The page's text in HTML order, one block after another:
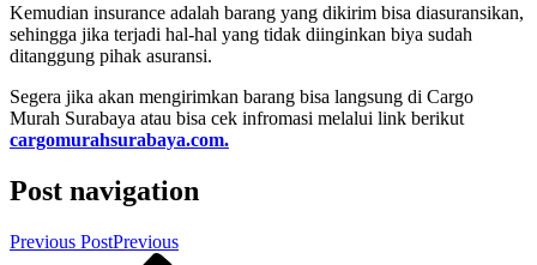
Kemudian insurance adalah barang yang dikirim bisa diasuransikan,
sehingga jika terjadi hal-hal yang tidak diinginkan biya sudah
ditanggung pihak asuransi.
Segera jika akan mengirimkan barang bisa langsung di Cargo
Murah Surabaya atau bisa cek infromasi melalui link berikut
cargomurahsurabaya.com.
Post navigation
Previous PostPrevious